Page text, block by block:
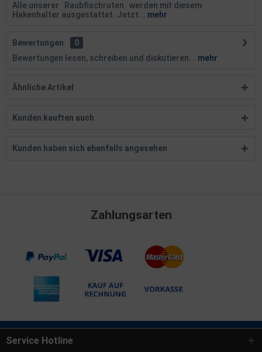
Alle unserer Raubfischruten werden mit diesem
Hakenhalter ausgestattet. Jetzt...
mehr
Bewertungen
0
Bewertungen lesen, schreiben und diskutieren...
mehr
Ähnliche Artikel
Kunden kauften auch
Kunden haben sich ebenfalls angesehen
Zahlungsarten
Service Hotline